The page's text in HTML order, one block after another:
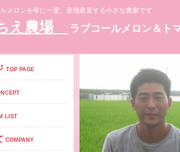
メロンを年に一度、産地産直する小さな農家です
え農場 ラブコールメロン＆ト
TOP PAGE
LIST
COMPANY